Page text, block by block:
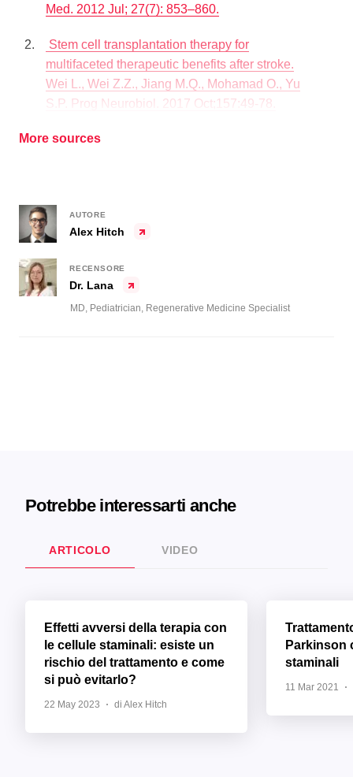
Med. 2012 Jul; 27(7): 853–860.
Stem cell transplantation therapy for
multifaceted therapeutic benefits after stroke.
Wei L., Wei Z.Z., Jiang M.Q., Mohamad O., Yu
S.P. Prog Neurobiol. 2017 Oct;157:49-78.
More sources
Alex Hitch
AUTORE
Dr. Lana
RECENSORE
MD, Pediatrician, Regenerative Medicine Specialist
Potrebbe interessarti anche
ARTICOLO VIDEO
Effetti avversi della terapia con
le cellule staminali: esiste un
rischio del trattamento e come
si può evitarlo?
22 May 2023 di Alex Hitch
Parkinson
staminali
11 Mar 2021